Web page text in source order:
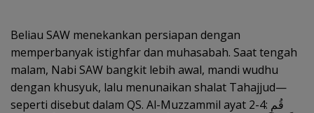
Beliau SAW menekankan persiapan dengan
memperbanyak istighfar dan muhasabah. Saat tengah
malam, Nabi SAW bangkit lebih awal, mandi wudhu
dengan khusyuk, lalu menunaikan shalat Tahajjud—
seperti disebut dalam QS. Al-Muzzammil ayat 2-4: قُمِ